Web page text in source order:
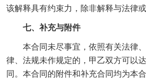
该解释具有约束力，除非解释与法律
七、补充与附件
本合同未尽事宜，依照有关法律、
律、法规未作规定的，甲乙双方可以
同。本合同的附件和补充合同均为本